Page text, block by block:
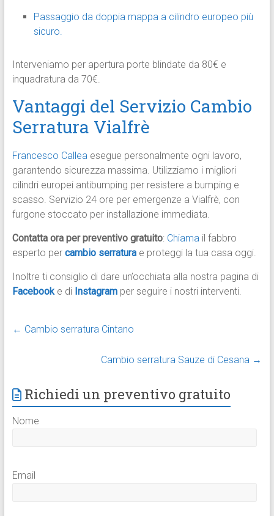
Passaggio da doppia mappa a cilindro europeo più
sicuro.​
Interveniamo per apertura porte blindate da 80€ e
inquadratura da 70€.
Vantaggi del Servizio Cambio
Serratura Vialfrè
Francesco Calleaesegue personalmente ogni lavoro,
garantendo sicurezza massima. Utilizziamo i migliori
cilindri europei antibumping per resistere a bumping e
scasso. Servizio 24 ore per emergenze a Vialfrè, con
furgone stoccato per installazione immediata.​
Contatta ora per preventivo gratuito: Chiamail fabbro
esperto per cambio serratura e proteggi la tua casa oggi.
Inoltre ti consiglio di dare un’occhiata alla nostra pagina di
Facebook e di Instagram per seguire i nostri interventi.
← Cambio serratura Cintano
Cambio serratura Sauze di Cesana →
Richiedi un preventivo gratuito
Nome
Email